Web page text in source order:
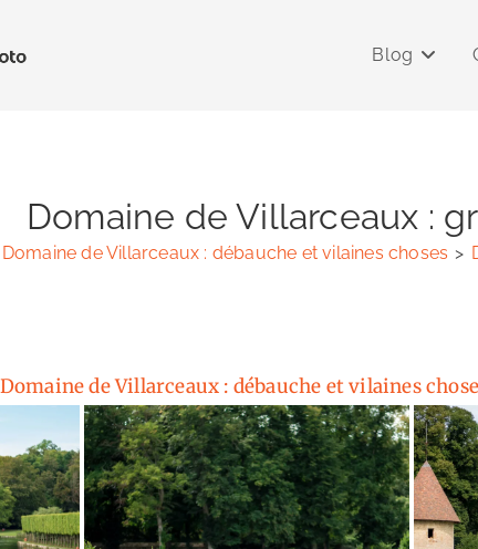
Blog
Domaine de Villarceaux :
Domaine de Villarceaux : débauche et vilaines choses >
Domaine de Villarceaux : débauche et vilaines